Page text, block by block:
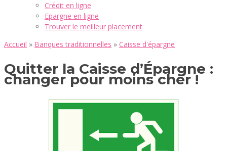
Crédit en ligne
Epargne en ligne
Trouver le meilleur placement
Accueil » Banques traditionnelles » Caisse d'épargne
Quitter la Caisse d’Épargne :
changer pour moins cher !